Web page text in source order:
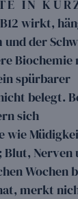
IN
wirkt,
der
spürbarer
belegt.
sich
wie
Blut, Nerven
Wochen
merkt